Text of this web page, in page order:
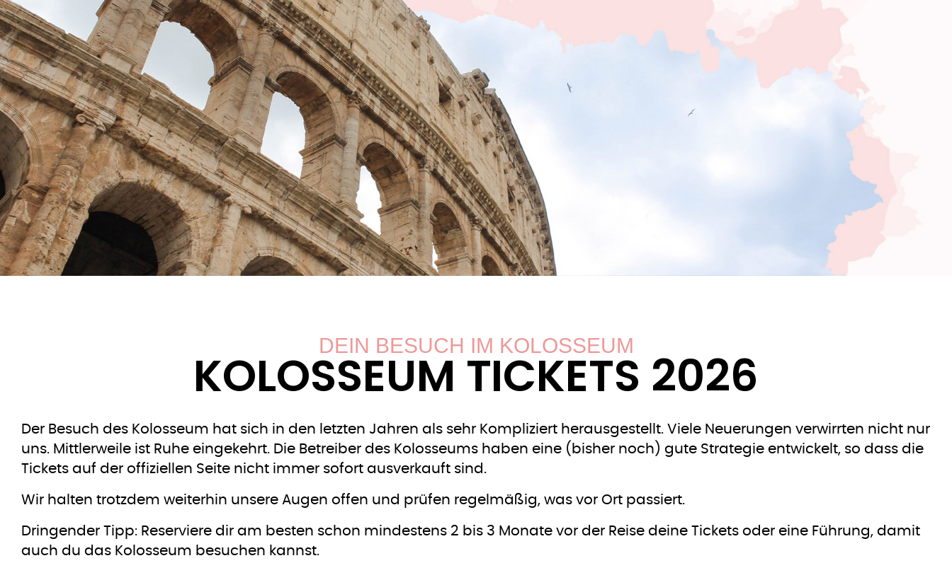
DEIN BESUCH IM KOLOSSEUM
KOLOSSEUM TICKETS 2026
Der Besuch des Kolosseum hat sich in den letzten Jahren als sehr Kompliziert herausgestellt. Viele Neuerungen verwirrten nicht nur
uns. Mittlerweile ist Ruhe eingekehrt. Die Betreiber des Kolosseums haben eine (bisher noch) gute Strategie entwickelt, so dass die
Tickets auf der offiziellen Seite nicht immer sofort ausverkauft sind.
Wir halten trotzdem weiterhin unsere Augen offen und prüfen regelmäßig, was vor Ort passiert.
Dringender Tipp: Reserviere dir am besten schon mindestens 2 bis 3 Monate vor der Reise deine Tickets oder eine Führung, damit
auch du das Kolosseum besuchen kannst.